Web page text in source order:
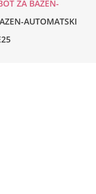
ZA BAZEN-
AUTOMATSKI